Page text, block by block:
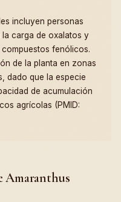
incluyen personas
carga de oxalatos y
fenólicos.
de la planta en zonas
dado que la especie
de acumulación
agrícolas (PMID:
Amaranthus